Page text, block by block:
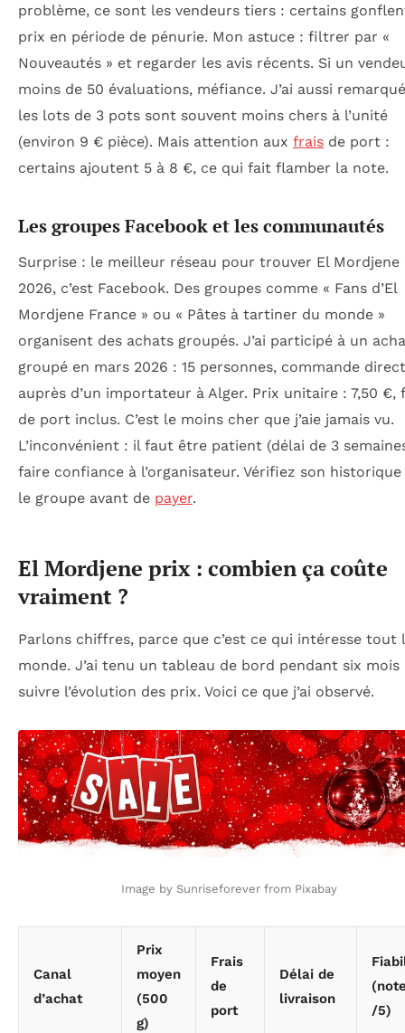
problème, ce sont les vendeurs tiers : certains
prix en période de pénurie. Mon astuce : filtrer par «
Nouveautés » et regarder les avis récents. Si un
moins de 50 évaluations, méfiance. J’ai aussi
les lots de 3 pots sont souvent moins chers à l’unité
(environ 9 € pièce). Mais attention aux frais de port :
certains ajoutent 5 à 8 €, ce qui fait flamber la note.
Les groupes Facebook et les communautés
Surprise : le meilleur réseau pour trouver El Mordjene
2026, c’est Facebook. Des groupes comme « Fans d’El
Mordjene France » ou « Pâtes à tartiner du monde »
organisent des achats groupés. J’ai participé à un
groupé en mars 2026 : 15 personnes, commande
auprès d’un importateur à Alger. Prix unitaire : 7,50 €,
de port inclus. C’est le moins cher que j’aie jamais vu.
L’inconvénient : il faut être patient (délai de 3
faire confiance à l’organisateur. Vérifiez son historique
le groupe avant de payer.
El Mordjene prix : combien ça coûte
vraiment ?
Parlons chiffres, parce que c’est ce qui intéresse tout
monde. J’ai tenu un tableau de bord pendant six mois
suivre l’évolution des prix. Voici ce que j’ai observé.
Image by Sunriseforever from Pixabay
Canal
d’achat
Prix
moyen
(500
g)
Frais
de
port
Délai de
livraison
/5)